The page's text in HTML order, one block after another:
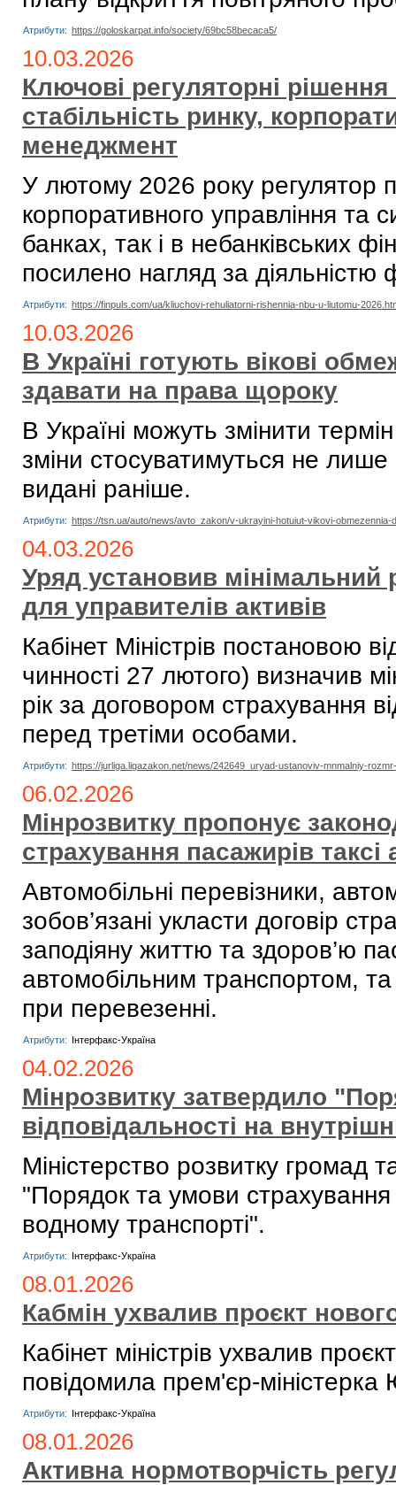
Атрибути: https://goloskarpat.info/society/69bc58becaca5/
10.03.2026
Ключові регуляторні
стабільність ринку,
менеджмент
У лютому 2026 року регулятор
корпоративного управління та
банках, так і в небанківських
посилено нагляд за діяльністю
Атрибути: https://finpuls.com/ua/kliuchovi-rehuliatorni-rishennia-nbu-u-liutomu-
10.03.2026
В Україні готують вікові
здавати на права щороку
В Україні можуть змінити
зміни стосуватимуться не
видані раніше.
Атрибути: https://tsn.ua/auto/news/avto_zakon/v-ukrayini-hotuiut-vikovi-
04.03.2026
Уряд установив мінімальний
для управителів активів
Кабінет Міністрів постановою
чинності 27 лютого) визначив
рік за договором страхування
перед третіми особами.
Атрибути: https://jurliga.ligazakon.net/news/242649_uryad-ustanoviv-mnmalniy-
06.02.2026
Мінрозвитку пропонує
страхування пасажирів
Автомобільні перевізники,
зобов’язані укласти договір
заподіяну життю та здоров’ю
автомобільним транспортом,
при перевезенні.
Атрибути: Інтерфакс-Україна
04.02.2026
Мінрозвитку затвердило
відповідальності на
Міністерство розвитку громад
"Порядок та умови страхування
водному транспорті".
Атрибути: Інтерфакс-Україна
08.01.2026
Кабмін ухвалив проєкт
Кабінет міністрів ухвалив
повідомила прем'єр-
Атрибути: Інтерфакс-Україна
08.01.2026
Активна нормотворчість